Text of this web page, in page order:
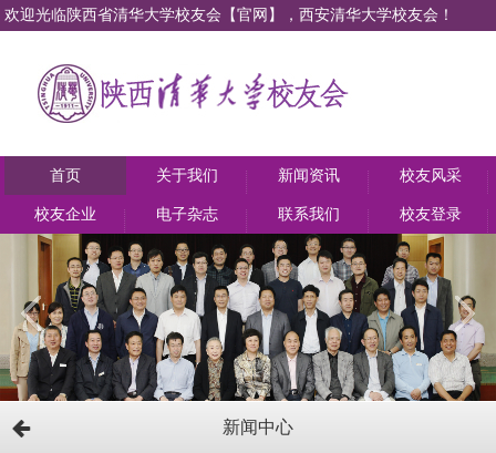
欢迎光临陕西省清华大学校友会【官网】，西安清华大学校友会！
首页 关于我们 新闻资讯 校友风采
校友企业 电子杂志 联系我们 校友登录
新闻中心